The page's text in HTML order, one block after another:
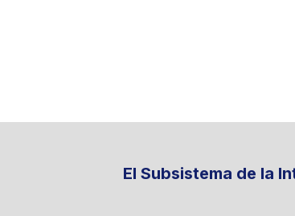
El Subsistema de la